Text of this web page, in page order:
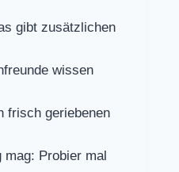
gibt zusätzlichen
wissen
frisch geriebenen
mag: Probier mal